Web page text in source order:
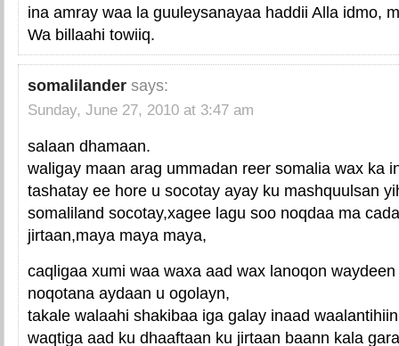
ina amray waa la guuleysanayaa haddii Alla idmo,
Wa billaahi towiiq.
somalilander says:
Sunday, June 27, 2010 at 3:47 am
salaan dhamaan.
waligay maan arag ummadan reer somalia wax ka
tashatay ee hore u socotay ayay ku mashquulsan
somaliland socotay,xagee lagu soo noqdaa ma
jirtaan,maya maya maya,
caqligaa xumi waa waxa aad wax lanoqon
noqotana aydaan u ogolayn,
takale walaahi shakibaa iga galay inaad
waqtiga aad ku dhaaftaan ku jirtaan baann kala